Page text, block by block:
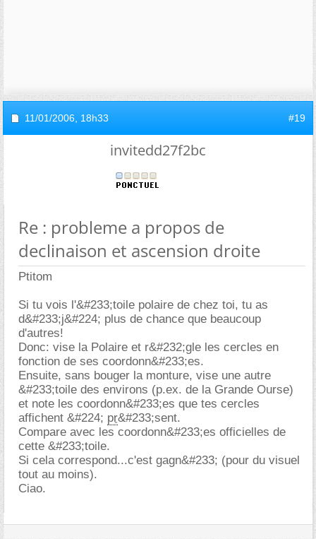
11/01/2006, 18h33 #19
invitedd27f2bc
Re : probleme a propos de
declinaison et ascension droite
Ptitom
Si tu vois l'&#233;toile polaire de chez toi, tu as
d&#233;j&#224; plus de chance que beaucoup
d'autres!
Donc: vise la Polaire et r&#232;gle les cercles en
fonction de ses coordonn&#233;es.
Ensuite, sans bouger la monture, vise une autre
&#233;toile des environs (p.ex. de la Grande Ourse)
et note les coordonn&#233;es que tes cercles
affichent &#224; pr&#233;sent.
Compare avec les coordonn&#233;es officielles de
cette &#233;toile.
Si cela correspond...c'est gagn&#233; (pour du visuel
tout au moins).
Ciao.